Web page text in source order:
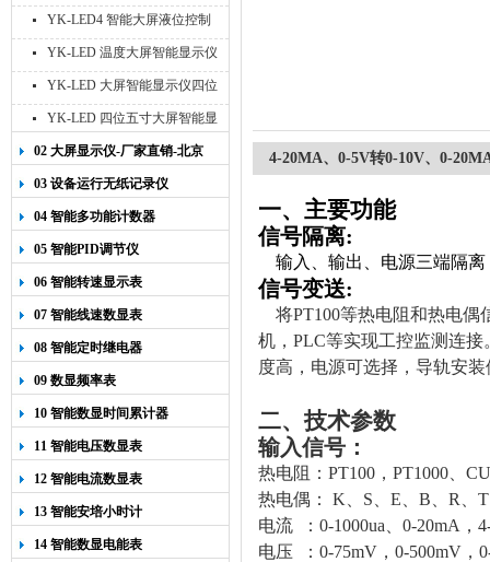
仪
YK-LED4 智能大屏液位控制
仪
YK-LED 温度大屏智能显示仪
四位十寸
YK-LED 大屏智能显示仪四位
八寸
YK-LED 四位五寸大屏智能显
示仪
02 大屏显示仪-厂家直销-北京
宇科泰吉
03 设备运行无纸记录仪
04 智能多功能计数器
05 智能PID调节仪
06 智能转速显示表
07 智能线速数显表
08 智能定时继电器
09 数显频率表
10 智能数显时间累计器
11 智能电压数显表
12 智能电流数显表
13 智能安培小时计
14 智能数显电能表
4-20MA、0-5V转0-10V、0-
一、主要功能
信号隔离:
输入、输出、电源三端隔离
信号变送:
将PT100等热电阻和热电偶
机，PLC等实现工控监测连接
度高，电源可选择，导轨安
二、技术参数
输入信号：
热电阻： PT100，PT1000、
热电偶：
K、S、E、B、R、
电流 ：0-1000ua、0-20mA，
电压 ：0-75mV，0-500mV，